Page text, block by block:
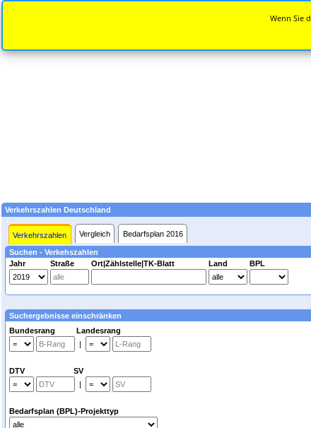
Verkehrszahlen Deutschland
Verkehrszahlen Vergleich Bedarfsplan 2016
Suchen - Verkehszahlen
Jahr
Straße Ort|Zählstelle|TK-Blatt Land BPL
Suchergebnisse einschränken
Bundesrang Landesrang
|
DTV SV
|
Bedarfsplan (BPL)-Projekttyp
Wenn Sie